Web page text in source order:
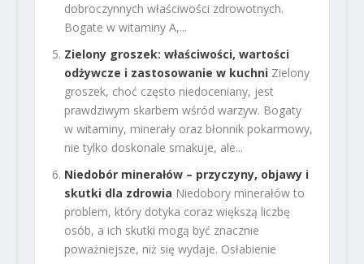
dobroczynnych właściwości zdrowotnych.
Bogate w witaminy A,...
Zielony groszek: właściwości, wartości
odżywcze i zastosowanie w kuchni Zielony
groszek, choć często niedoceniany, jest
prawdziwym skarbem wśród warzyw. Bogaty
w witaminy, minerały oraz błonnik pokarmowy,
nie tylko doskonale smakuje, ale...
Niedobór minerałów – przyczyny, objawy i
skutki dla zdrowia Niedobory minerałów to
problem, który dotyka coraz większą liczbę
osób, a ich skutki mogą być znacznie
poważniejsze, niż się wydaje. Osłabienie